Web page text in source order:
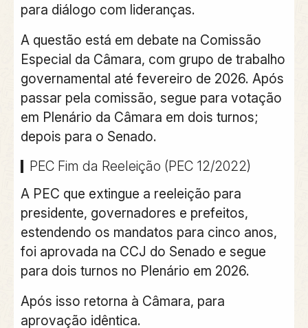
para diálogo com lideranças.
A questão está em debate na Comissão
Especial da Câmara, com grupo de trabalho
governamental até fevereiro de 2026. Após
passar pela comissão, segue para votação
em Plenário da Câmara em dois turnos;
depois para o Senado.
PEC Fim da Reeleição (PEC 12/2022)
A PEC que extingue a reeleição para
presidente, governadores e prefeitos,
estendendo os mandatos para cinco anos,
foi aprovada na CCJ do Senado e segue
para dois turnos no Plenário em 2026.
Após isso retorna à Câmara, para
aprovação idêntica.